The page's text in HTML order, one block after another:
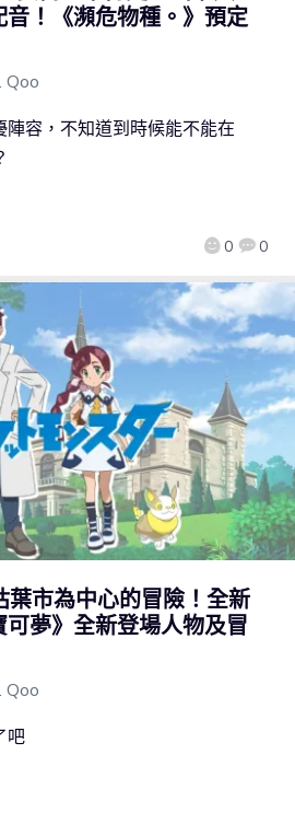
！《瀕危物種。》預定
Qoo
0 0
容，不知道到時候能不能在
葉市為中心的冒險！全新
夢》全新登場人物及冒
Qoo
吧